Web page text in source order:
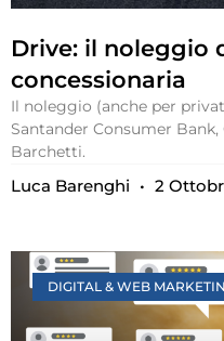
Drive: il noleggio
concessionaria
Il noleggio (anche per
Santander Consumer
Barchetti.
Luca Barenghi 2
DIGITAL & WEB